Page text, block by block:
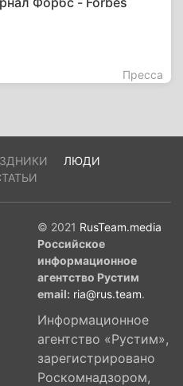
Пресса
ЛЮДИ
© 2021 RusTeam.media
Российское
информационное
агентство Рустим
email: ria@rus.team.
Информационное
агентство «Рустим»,
зарегистрировано
Роскомнадзором,